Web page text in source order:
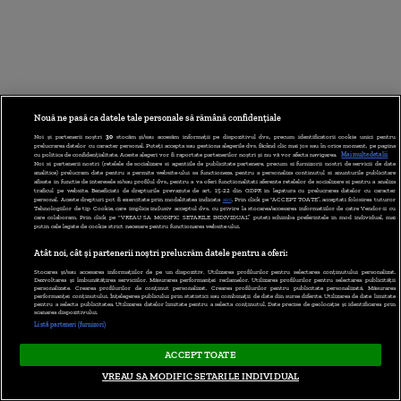
Nouă ne pasă ca datele tale personale să rămână confidențiale
Noi și partenerii noștri 30stocăm și/sau accesăm informații pe dispozitivul dvs., precum identificatorii cookie unici pentru
prelucrarea datelor cu caracter personal. Puteți accepta sau gestiona alegerile dvs. făcând clic mai jos sau în orice moment, pe pagina
cu politica de confidențialitate. Aceste alegeri vor fi raportate partenerilor noștri și nu vă vor afecta navigarea.
Mai multe detalii
Noi si partenerii nostri (retelele de socializare si agentiile de publicitate partenere, precum si furnizorii nostri de servicii de date
analitice) prelucram date pentru a permite website-ului sa functioneze, pentru a personaliza continutul si anunturile publicitare
afisate in functie de interesele si/sau profilul dvs., pentru a va oferi functionalitati aferente retelelor de socializare si pentru a analiza
traficul pe website. Beneficiati de drepturile prevazute de art. 15-22 din GDPR in legatura cu prelucrarea datelor cu caracter
personal. Aceste drepturi pot fi exercitate prin modalitatea indicata aici. Prin click pe “ACCEPT TOATE”, acceptati folosirea tuturor
Tehnologiilor de tip Cookie, care implica inclusiv acceptul dvs. cu privire la stocarea/accesarea informatiilor de catre Vendor-ii cu
care colaboram. Prin click pe “VREAU SA MODIFIC SETARILE INDIVIDUAL” puteti schimba preferintele in mod individual, mai
putin cele legate de cookie strict necesare pentru functionarea website-ului.
Atât noi, cât și partenerii noștri prelucrăm datele pentru a oferi:
Stocarea și/sau accesarea informațiilor de pe un dispozitiv. Utilizarea profilurilor pentru selectarea conținutului personalizat.
Dezvoltarea și îmbunătățirea serviciilor. Măsurarea performanței reclamelor. Utilizarea profilurilor pentru selectarea publicității
personalizate. Crearea profilurilor de conținut personalizat. Crearea profilurilor pentru publicitate personalizată. Măsurarea
performanței conținutului. Înțelegerea publicului prin statistici sau combinații de date din surse diferite. Utilizarea de date limitate
pentru a selecta publicitatea. Utilizarea datelor limitate pentru a selecta conținutul. Date precise de geolocație și identificarea prin
scanarea dispozitivului.
Listă parteneri (furnizori)
ACCEPT TOATE
VREAU SA MODIFIC SETARILE INDIVIDUAL